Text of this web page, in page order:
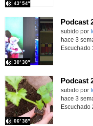
43′ 54″
subido por
30′ 30″
hace 3
Escuchado
Podcast
subido por
06′ 38″
hace 3
Escuchado